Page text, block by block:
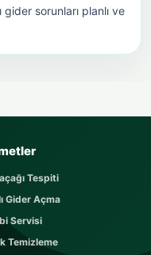
sorunları planlı ve
60
Tespiti
Gider Açma
Servisi
Temizleme